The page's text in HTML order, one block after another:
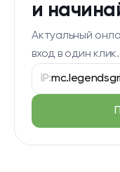
и
Актуальный
вход в один клик.
IP: